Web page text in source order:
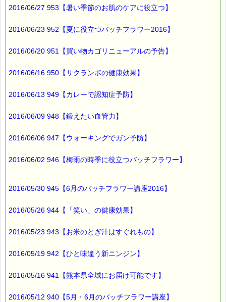
割引クーポン券のプレゼントや、耳より情報をいち早くお届け致
∞∞∞∞∞∞∞∞∞∞∞∞∞∞∞∞∞∞∞∞∞∞∞∞∞∞∞∞∞∞∞∞∞
→http://www.pass-thyme.com/special/maga_back2016.asp
購読解除はこちらからできます
→http://www.pass-thyme.com/special/mailmaga.asp
───────────────────────────────
発行責任者：店長 千葉るみこ
2016/06/27 953【暑い季節のお肌のケアに役立つ】
2016/06/23 952【夏に役立つバッチフラワー2016】
2016/06/20 951【買い物カゴリニューアルの予告】
2016/06/16 950【サクランボの健康効果】
2016/06/13 949【カレーで認知症予防】
2016/06/09 948【鍛えたい血管力】
2016/06/06 947【ウォーキングでガン予防】
2016/06/02 946【梅雨の時季に役立つバッチフラワー】
2016/05/30 945【6月のバッチフラワー講座2016】
2016/05/26 944【「笑い」の健康効果】
2016/05/23 943【お米のとぎ汁はすぐれもの】
2016/05/19 942【ひと味違う新ニンジン】
2016/05/16 941【熊本県全域にお届け可能です】
2016/05/12 940【5月・6月のバッチフラワー講座】